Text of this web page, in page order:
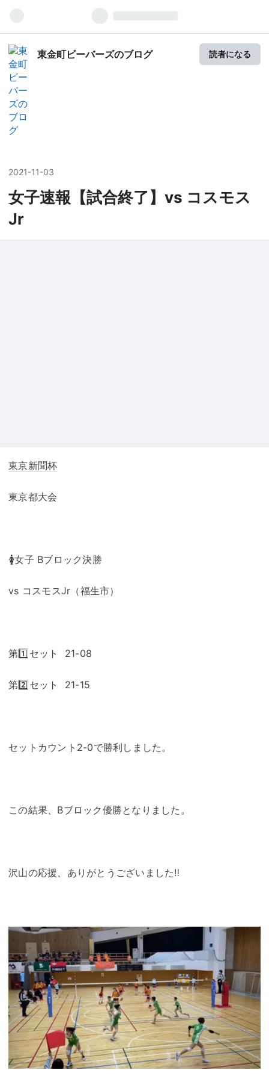
東金町ビーバーズのブログ 読者になる
2021-11-03
女子速報【試合終了】vs コスモス
Jr
東京新聞杯
東京都大会
🚺女子 Bブロック決勝
vs コスモスJr（福生市）
第1️⃣セット 21-08
第2️⃣セット 21-15
セットカウント2-0で勝利しました。
この結果、Bブロック優勝となりました。
沢山の応援、ありがとうございました‼️